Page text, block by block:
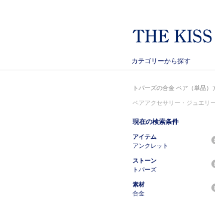
カテゴリーから探す
トパーズの合金 ペア（単品
ペアアクセサリー・ジュエリ
現在の検索条件
アイテム
アンクレット
ストーン
トパーズ
素材
合金